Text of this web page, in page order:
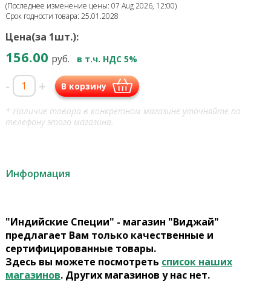
(Последнее изменение цены: 07 Aug 2026, 12:00)
Срок годности товара: 25.01.2028
Цена(за 1шт.):
156.00 руб. в т.ч. НДС 5%
- + В корзину
* Наличие товара в конкретном магазине уточняйте по
телефону этого магазина.
Информация
"Индийские Специи" - магазин "Виджай"
предлагает Вам только качественные и
сертифицированные товары.
Здесь вы можете посмотреть список наших
магазинов. Других магазинов у нас нет.